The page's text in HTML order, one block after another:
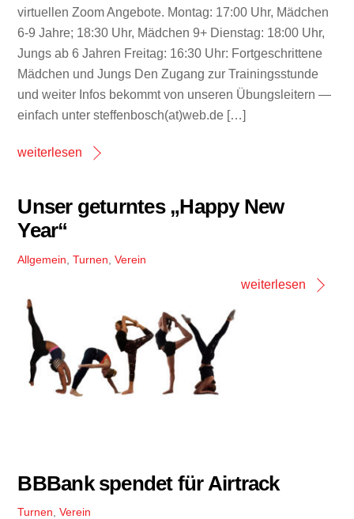
virtuellen Zoom Angebote. Montag: 17:00 Uhr, Mädchen
6-9 Jahre; 18:30 Uhr, Mädchen 9+ Dienstag: 18:00 Uhr,
Jungs ab 6 Jahren Freitag: 16:30 Uhr: Fortgeschrittene
Mädchen und Jungs Den Zugang zur Trainingsstunde
und weiter Infos bekommt von unseren Übungsleitern —
einfach unter steffenbosch(at)web.de […]
weiterlesen
Unser geturntes „Happy New
Year“
Allgemein ,Turnen ,Verein
weiterlesen
BBBank spendet für Airtrack
Turnen ,Verein